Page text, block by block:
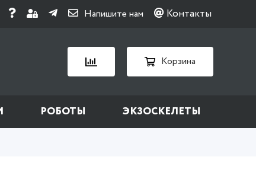
Напишите нам Контакты
Корзина
РОБОТЫ ЭКЗОСКЕЛЕТЫ